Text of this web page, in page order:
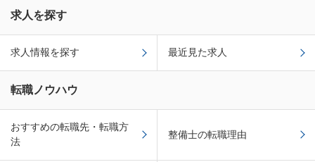
求人を探す
求人情報を探す 最近見た求人
転職ノウハウ
おすすめの転職先・転職方
法
整備士の転職理由